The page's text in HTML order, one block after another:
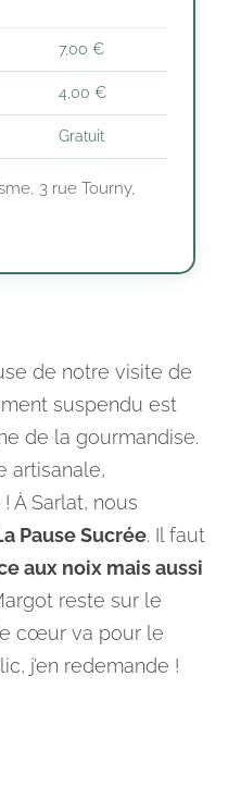
7,00 €
4,00 €
Gratuit
3 rue Tourny,
de notre visite de
suspendu est
de la gourmandise.
artisanale,
À Sarlat, nous
Pause Sucrée. Il faut
aux noix mais aussi
reste sur le
cœur va pour le
j’en redemande !